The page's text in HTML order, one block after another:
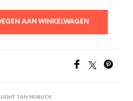
AAN WINKELWAGEN
LIGHT TAN NUBUCK